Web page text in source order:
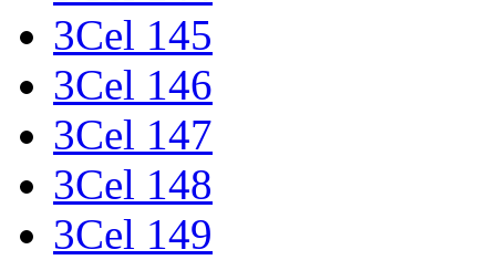
3Cel 145
3Cel 146
3Cel 147
3Cel 148
3Cel 149